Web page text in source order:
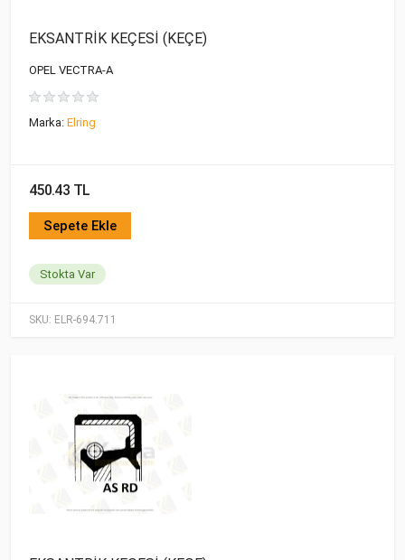
SKU: ELR-694.711
EKSANTRİK KEÇESİ (KEÇE)
OPEL VECTRA-A
Marka: Elring
450.43 TL
Sepete Ekle
Stokta Var